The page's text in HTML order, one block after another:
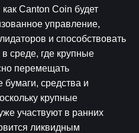
Canton Coin будет
управление,
и способствовать
среде, где крупные
перемещать
средства и
крупные
участвуют в ранних
ликвидным